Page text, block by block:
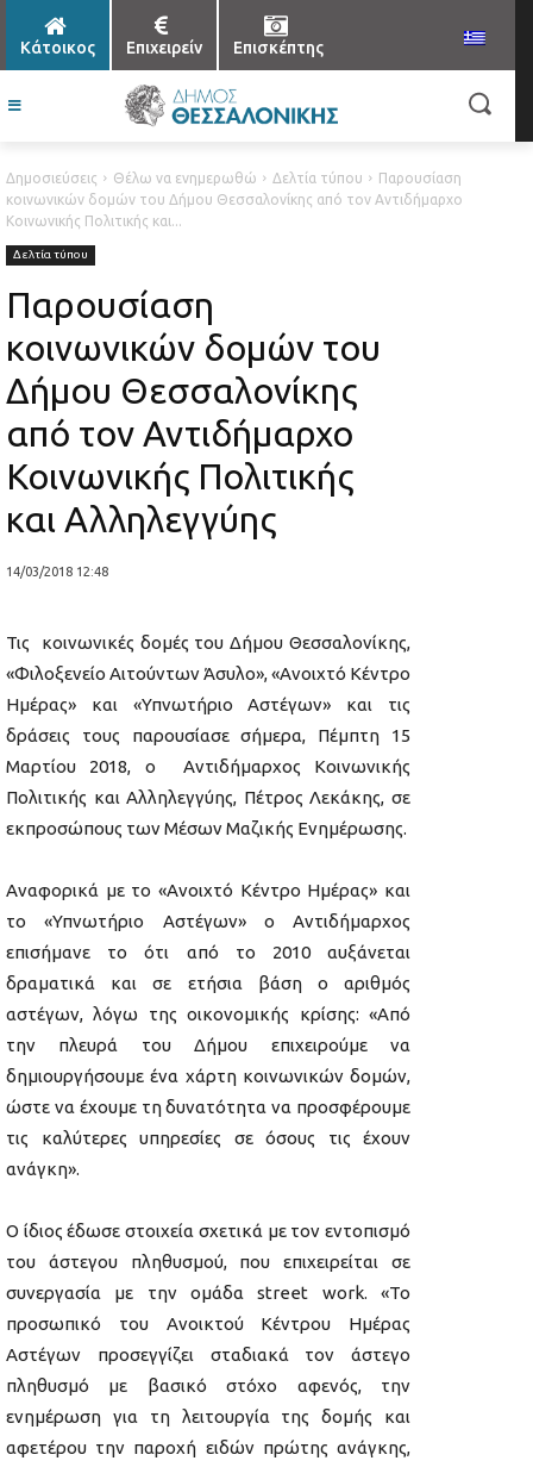
Κάτοικος Επιχειρείν Επισκέπτης
Δημοσιεύσεις Θέλω να ενημερωθώ Δελτία τύπου
Παρουσίαση
κοινωνικών δομών του Δήμου Θεσσαλονίκης από τον Αντιδήμαρχο
Κοινωνικής Πολιτικής και...
Δελτία τύπου
Παρουσίαση
κοινωνικών δομών του
Δήμου Θεσσαλονίκης
από τον Αντιδήμαρχο
Κοινωνικής Πολιτικής
και Αλληλεγγύης
14/03/2018 12:48
Τις κοινωνικές δομές του Δήμου Θεσσαλονίκης,
«Φιλοξενείο Αιτούντων Άσυλο», «Ανοιχτό Κέντρο
Ημέρας» και «Υπνωτήριο Αστέγων» και τις
δράσεις τους παρουσίασε σήμερα, Πέμπτη 15
Μαρτίου 2018, ο Αντιδήμαρχος Κοινωνικής
Πολιτικής και Αλληλεγγύης, Πέτρος Λεκάκης, σε
εκπροσώπους των Μέσων Μαζικής Ενημέρωσης.
Αναφορικά με το «Ανοιχτό Κέντρο Ημέρας» και
το «Υπνωτήριο Αστέγων» ο Αντιδήμαρχος
επισήμανε το ότι από το 2010 αυξάνεται
δραματικά και σε ετήσια βάση ο αριθμός
αστέγων, λόγω της οικονομικής κρίσης: «Από
την πλευρά του Δήμου επιχειρούμε να
δημιουργήσουμε ένα χάρτη κοινωνικών δομών,
ώστε να έχουμε τη δυνατότητα να προσφέρουμε
τις καλύτερες υπηρεσίες σε όσους τις έχουν
ανάγκη».
Ο ίδιος έδωσε στοιχεία σχετικά με τον εντοπισμό
του άστεγου πληθυσμού, που επιχειρείται σε
συνεργασία με την ομάδα street work. «Το
προσωπικό του Ανοικτού Κέντρου Ημέρας
Αστέγων προσεγγίζει σταδιακά τον άστεγο
πληθυσμό με βασικό στόχο αφενός, την
ενημέρωση για τη λειτουργία της δομής και
αφετέρου την παροχή ειδών πρώτης ανάγκης,